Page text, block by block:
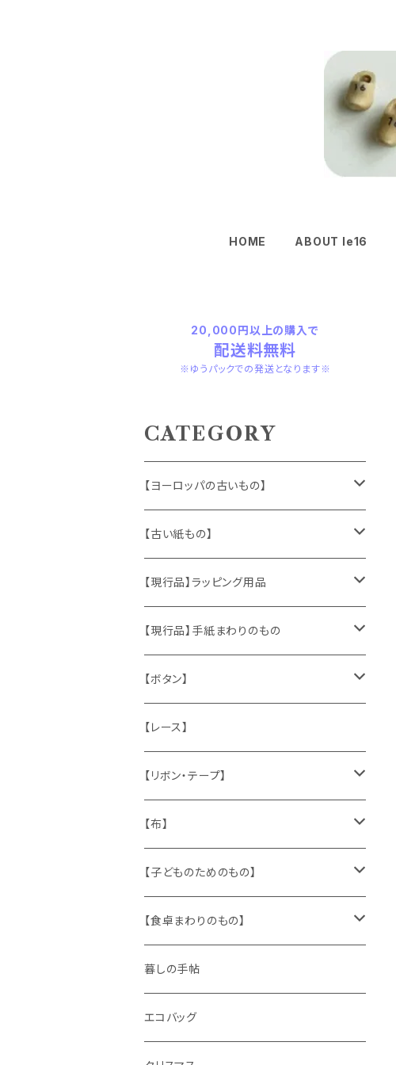
HOME ABOUT le16
20,000円以上の購入で
配送料無料
※ゆうパックでの発送となります※
CATEGORY
【ヨーロッパの古いもの】
ヴィンテージアクセサリー
おもちゃ、ぬいぐるみ
くま、テディベア
うさぎ
キャラクター
ピノキオ
ヴィンテージファブリック
ハンドメイド製品
お部屋に飾るもの
メタル製品
缶、箱
陶磁器
文房具
木製品
ミニチュア、ドールハウス
【古い紙もの】
切手、FDC
ポストカード、カレンダー
マッチラベル、食品ラベル
蔵書票、荷札、ビュバー、伝票
シール、ステッカー、クロモス
袋、箱、ナプキン、コースター
パズル、ゲーム
古本、古雑誌、古えほん
古レコード
古せっけん
【現行品】ラッピング用品
伝票、タグ、シール
袋、ラッピングペーパー
ひも、テープ
【現行品】手紙まわりのもの
封筒、ポストカード
切手
スタンプ
文房具
【ボタン】
木
貝
メタル
ガラス
プラスチック
紙
【レース】
【リボン・テープ】
チロルテープ・イニシャルテープ
トリム
ワッペン
【布】
キッチンクロス、ナプキン
ニット
布地
【子どものためのもの】
身に着けるもの
【食卓まわりのもの】
ガラス
花びん
小物入れ
陶磁器
カップアンドソーサー
暮しの手帖
エコバッグ